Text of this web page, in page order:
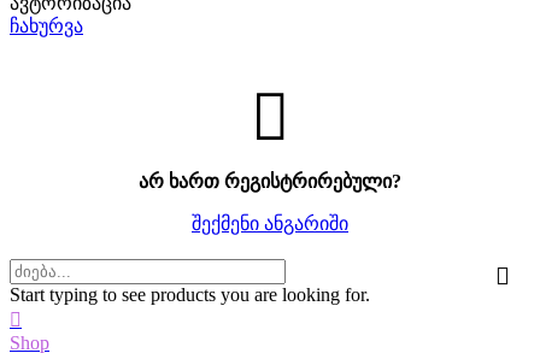
ჩახურვა
არ ხართ რეგისტრირებული?
შექმენი ანგარიში
Start typing to see products you are looking for.
Shop